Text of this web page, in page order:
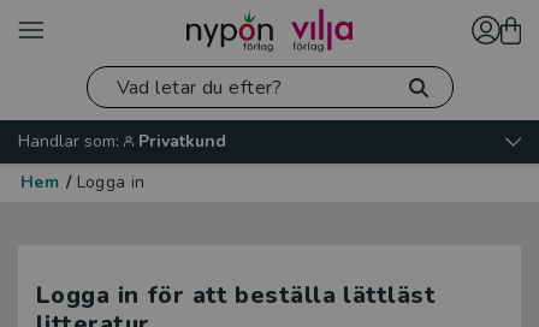
Handlar som:
Privatkund
Hem / Logga in
Logga in för att beställa lättläst